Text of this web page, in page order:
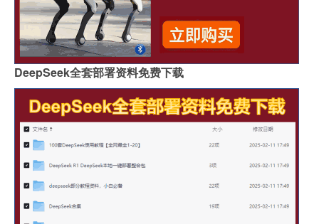
DeepSeek全套部署资料免费下载